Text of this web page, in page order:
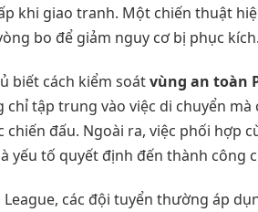
khi giao tranh. Một chiến thuật
bo để giảm nguy cơ bị phục kích.
biết cách kiểm soátvùng an toàn
tập trung vào việc di chuyển
đấu. Ngoài ra, việc phối hợp
yếu tố quyết định đến thành công
các đội tuyển thường áp